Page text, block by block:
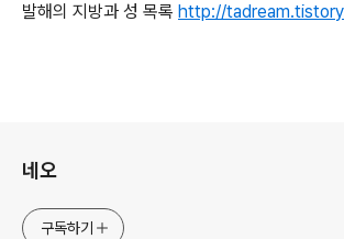
발해의 지방과 성 목록 http://
네오
구독하기